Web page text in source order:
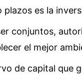
es la
conjuntos,
el mejor
de capital que